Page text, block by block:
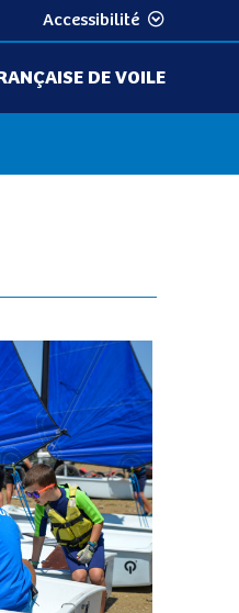
Accessibilité
DE VOILE